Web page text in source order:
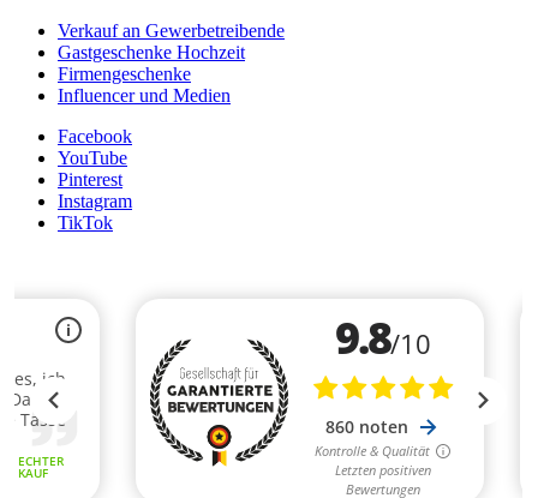
Verkauf an Gewerbetreibende
Gastgeschenke Hochzeit
Firmengeschenke
Influencer und Medien
Facebook
YouTube
Pinterest
Instagram
TikTok